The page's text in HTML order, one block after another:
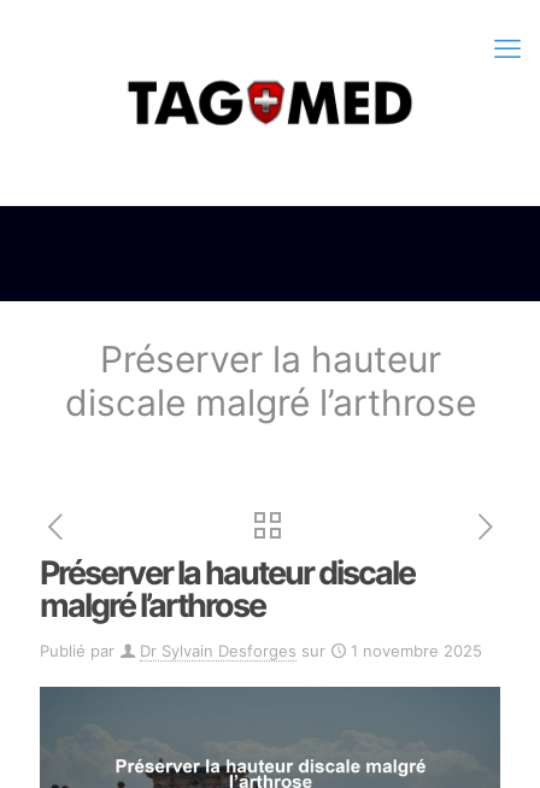
Préserver la hauteur
discale malgré l’arthrose
Préserver la hauteur discale
malgré l’arthrose
Publié par Dr Sylvain Desforges sur 1 novembre 2025